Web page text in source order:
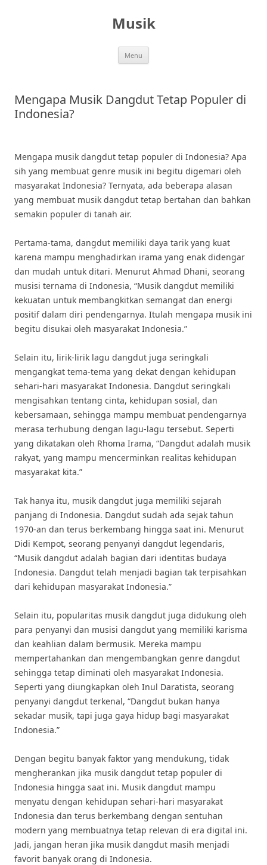
Musik
Menu
Mengapa Musik Dangdut Tetap Populer di
Indonesia?
Mengapa musik dangdut tetap populer di Indonesia? Apa
sih yang membuat genre musik ini begitu digemari oleh
masyarakat Indonesia? Ternyata, ada beberapa alasan
yang membuat musik dangdut tetap bertahan dan bahkan
semakin populer di tanah air.
Pertama-tama, dangdut memiliki daya tarik yang kuat
karena mampu menghadirkan irama yang enak didengar
dan mudah untuk ditari. Menurut Ahmad Dhani, seorang
musisi ternama di Indonesia, “Musik dangdut memiliki
kekuatan untuk membangkitkan semangat dan energi
positif dalam diri pendengarnya. Itulah mengapa musik ini
begitu disukai oleh masyarakat Indonesia.”
Selain itu, lirik-lirik lagu dangdut juga seringkali
mengangkat tema-tema yang dekat dengan kehidupan
sehari-hari masyarakat Indonesia. Dangdut seringkali
mengisahkan tentang cinta, kehidupan sosial, dan
kebersamaan, sehingga mampu membuat pendengarnya
merasa terhubung dengan lagu-lagu tersebut. Seperti
yang dikatakan oleh Rhoma Irama, “Dangdut adalah musik
rakyat, yang mampu mencerminkan realitas kehidupan
masyarakat kita.”
Tak hanya itu, musik dangdut juga memiliki sejarah
panjang di Indonesia. Dangdut sudah ada sejak tahun
1970-an dan terus berkembang hingga saat ini. Menurut
Didi Kempot, seorang penyanyi dangdut legendaris,
“Musik dangdut adalah bagian dari identitas budaya
Indonesia. Dangdut telah menjadi bagian tak terpisahkan
dari kehidupan masyarakat Indonesia.”
Selain itu, popularitas musik dangdut juga didukung oleh
para penyanyi dan musisi dangdut yang memiliki karisma
dan keahlian dalam bermusik. Mereka mampu
mempertahankan dan mengembangkan genre dangdut
sehingga tetap diminati oleh masyarakat Indonesia.
Seperti yang diungkapkan oleh Inul Daratista, seorang
penyanyi dangdut terkenal, “Dangdut bukan hanya
sekadar musik, tapi juga gaya hidup bagi masyarakat
Indonesia.”
Dengan begitu banyak faktor yang mendukung, tidak
mengherankan jika musik dangdut tetap populer di
Indonesia hingga saat ini. Musik dangdut mampu
menyatu dengan kehidupan sehari-hari masyarakat
Indonesia dan terus berkembang dengan sentuhan
modern yang membuatnya tetap relevan di era digital ini.
Jadi, jangan heran jika musik dangdut masih menjadi
favorit banyak orang di Indonesia.